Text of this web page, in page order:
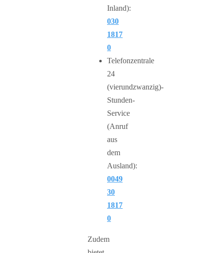
Inland):
030
1817
0
Telefonzentrale
24
(vierundzwanzig)-
Stunden-
Service
(Anruf
aus
dem
Ausland):
0049
30
1817
0
Zudem